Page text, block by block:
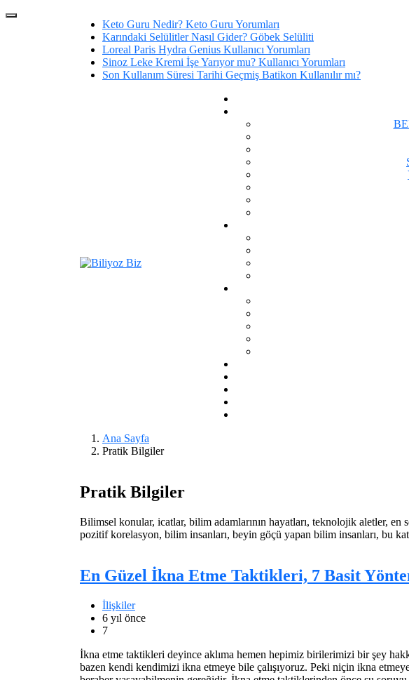
Keto Guru Nedir? Keto Guru Yorumları
Karındaki Selülitler Nasıl Gider? Göbek Selüliti
Loreal Paris Hydra Genius Kullanıcı Yorumları
Sinoz Leke Kremi İşe Yarıyor mu? Kullanıcı Yorumları
Son Kullanım Süresi Tarihi Geçmiş Batikon Kullanılır mı?
Ana Sayfa
Pratik Bilgiler
Pratik Bilgiler
Bilimsel konular, icatlar, bilim adamlarının hayatları, teknolojik aletler,
pozitif korelasyon, bilim insanları, beyin göçü yapan bilim insanları, bu
En Güzel İkna Etme Taktikleri, 7 Basit
İlişkiler
6 yıl önce
7
İkna etme taktikleri deyince aklıma hemen hepimiz birilerimizi bir şey
bazen kendi kendimizi ikna etmeye bile çalışıyoruz. Peki niçin ikna